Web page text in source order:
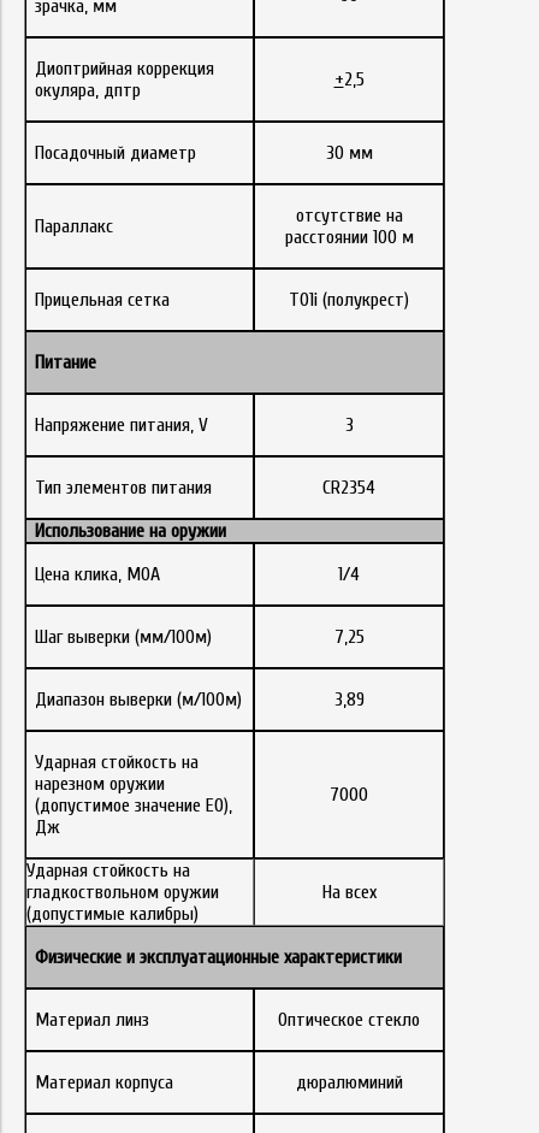
зрачка, мм
Диоптрийная коррекция
окуляра, дптр
+2,5
Посадочный диаметр 30 мм
Параллакс
отсутствие на
расстоянии 100 м
Прицельная сетка T01i (полукрест)
Питание
Напряжение питания, V 3
Тип элементов питания
CR2354
Использование на оружии
Цена клика, МОА
1/4
Шаг выверки (мм/100м) 7,25
Диапазон выверки (м/100м) 3,89
Ударная стойкость на
нарезном оружии
(допустимое значение E0),
Дж
7000
Ударная стойкость на
гладкоствольном оружии
(допустимые калибры)
На всех
Физические и эксплуатационные характеристики
Материал линз Оптическое стекло
Материал корпуса дюралюминий